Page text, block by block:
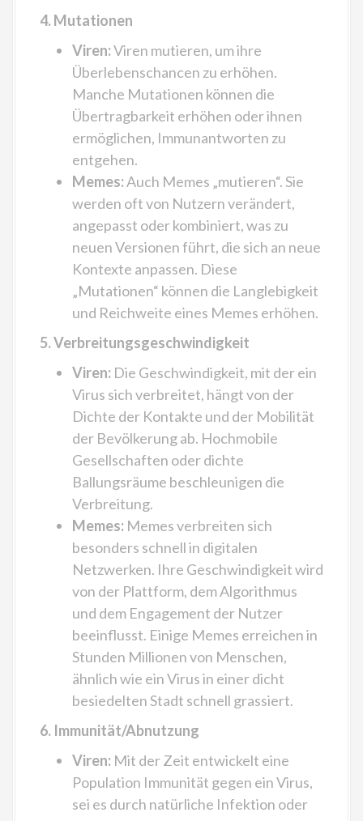
4. Mutationen
Viren:Viren mutieren, um ihre
Überlebenschancen zu erhöhen.
Manche Mutationen können die
Übertragbarkeit erhöhen oder ihnen
ermöglichen, Immunantworten zu
entgehen.
Memes:Auch Memes „mutieren“. Sie
werden oft von Nutzern verändert,
angepasst oder kombiniert, was zu
neuen Versionen führt, die sich an neue
Kontexte anpassen. Diese
„Mutationen“ können die Langlebigkeit
und Reichweite eines Memes erhöhen.
5. Verbreitungsgeschwindigkeit
Viren: Die Geschwindigkeit, mit der ein
Virus sich verbreitet, hängt von der
Dichte der Kontakte und der Mobilität
der Bevölkerung ab. Hochmobile
Gesellschaften oder dichte
Ballungsräume beschleunigen die
Verbreitung.
Memes: Memes verbreiten sich
besonders schnell in digitalen
Netzwerken. Ihre Geschwindigkeit wird
von der Plattform, dem Algorithmus
und dem Engagement der Nutzer
beeinflusst. Einige Memes erreichen in
Stunden Millionen von Menschen,
ähnlich wie ein Virus in einer dicht
besiedelten Stadt schnell grassiert.
6. Immunität/Abnutzung
Viren: Mit der Zeit entwickelt eine
Population Immunität gegen ein Virus,
sei es durch natürliche Infektion oder